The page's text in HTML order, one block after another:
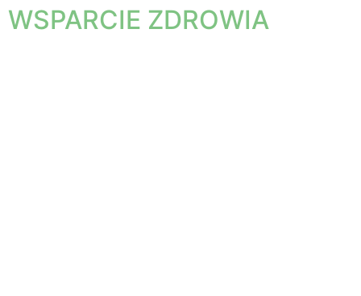
WSPARCIE ZDROWIA